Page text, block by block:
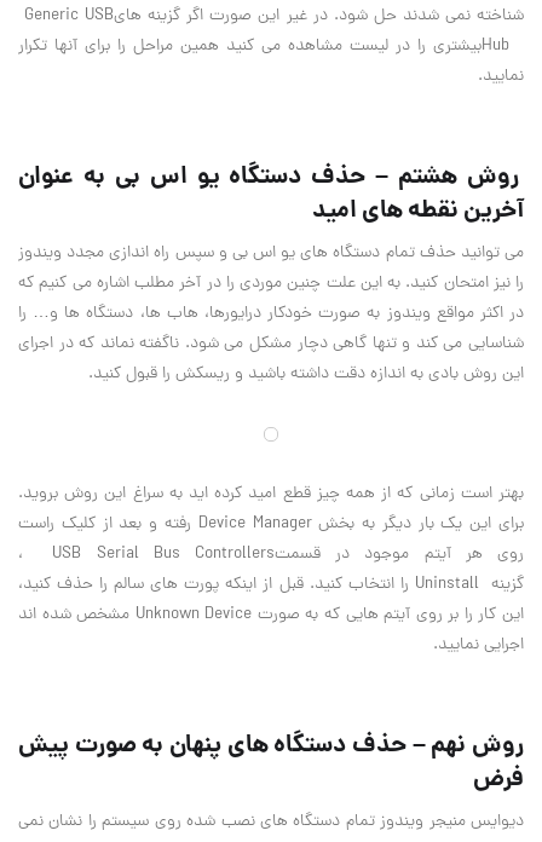
شناخته نمی شدند حل شود. در غیر این صورت اگر گزینه هایGeneric USB
Hubبیشتری را در لیست مشاهده می کنید همین مراحل را برای آنها تکرار
نمایید.
روش هشتم – حذف دستگاه یو اس بی به عنوان
آخرین نقطه های امید
می توانید حذف تمام دستگاه های یو اس بی و سپس راه اندازی مجدد ویندوز
را نیز امتحان کنید. به این علت چنین موردی را در آخر مطلب اشاره می کنیم که
در اکثر مواقع ویندوز به صورت خودکار درایورها، هاب ها، دستگاه ها و… را
شناسایی می کند و تنها گاهی دچار مشکل می شود. ناگفته نماند که در اجرای
این روش بادی به اندازه دقت داشته باشید و ریسکش را قبول کنید.
بهتر است زمانی که از همه چیز قطع امید کرده اید به سراغ این روش بروید.
برای این یک بار دیگر به بخشDevice Manager رفته و بعد از کلیک راست
روی هر آیتم موجود در قسمتUSB Serial Bus Controllers ،
گزینهUninstall را انتخاب کنید. قبل از اینکه پورت های سالم را حذف کنید،
این کار را بر روی آیتم هایی که به صورت Unknown Device مشخص شده اند
اجرایی نمایید.
روش نهم – حذف دستگاه های پنهان به صورت پیش
فرض
دیوایس منیجر ویندوز تمام دستگاه های نصب شده روی سیستم را نشان نمی